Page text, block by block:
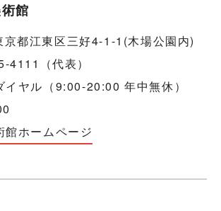
館
都江東区三好4-1-1(木場公園内)
（代表）
イヤル（9:00-20:00 年中無休）
館ホームページ